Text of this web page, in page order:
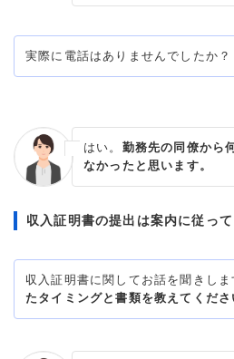
実際に電話はありませんでしたか？
はい。 勤務先の同僚から
なかったと思います。
収入証明書の提出は案内に従っ
収入証明書に関してお話を聞きしま
たタイミングと書類を教えてくださ